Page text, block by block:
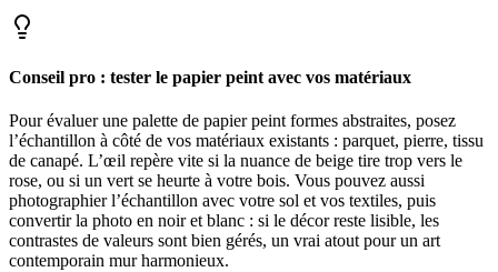
Conseil pro : tester le papier peint avec vos matériaux
Pour évaluer une palette de papier peint formes abstraites, posez
l’échantillon à côté de vos matériaux existants : parquet, pierre, tissu
de canapé. L’œil repère vite si la nuance de beige tire trop vers le
rose, ou si un vert se heurte à votre bois. Vous pouvez aussi
photographier l’échantillon avec votre sol et vos textiles, puis
convertir la photo en noir et blanc : si le décor reste lisible, les
contrastes de valeurs sont bien gérés, un vrai atout pour un art
contemporain mur harmonieux.